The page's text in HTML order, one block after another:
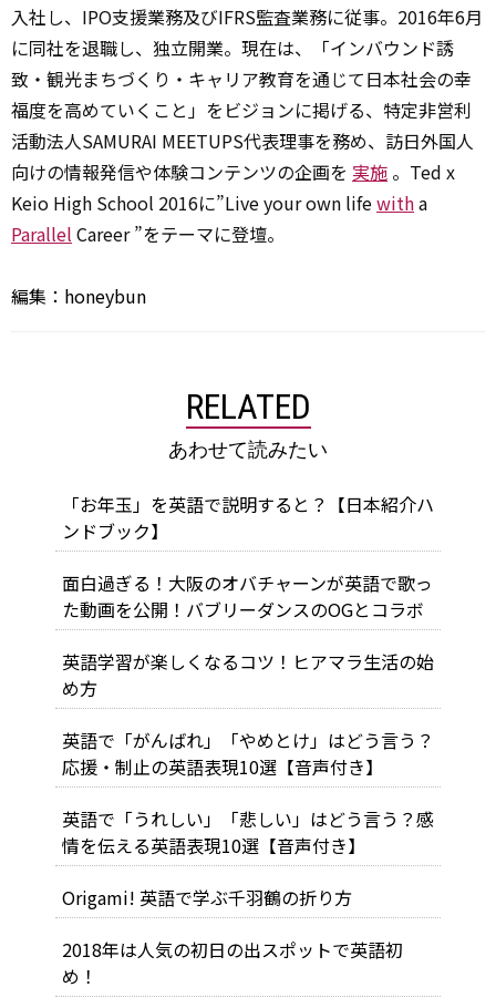
入社し、IPO支援業務及びIFRS監査業務に従事。2016年6月
に同社を退職し、独立開業。現在は、「インバウンド誘
致・観光まちづくり・キャリア教育を通じて日本社会の幸
福度を高めていくこと」をビジョンに掲げる、特定非営利
活動法人SAMURAI MEETUPS代表理事を務め、訪日外国人
向けの情報発信や体験コンテンツの企画を 実施 。Ted x
Keio High School 2016に”Live your own lifewitha
Parallel Career ”をテーマに登壇。
編集：honeybun
RELATED
あわせて読みたい
「お年玉」を英語で説明すると？【日本紹介ハ
ンドブック】
面白過ぎる！大阪のオバチャーンが英語で歌っ
た動画を公開！バブリーダンスのOGとコラボ
英語学習が楽しくなるコツ！ヒアマラ生活の始
め方
英語で「がんばれ」「やめとけ」はどう言う？
応援・制止の英語表現10選【音声付き】
英語で「うれしい」「悲しい」はどう言う？感
情を伝える英語表現10選【音声付き】
Origami! 英語で学ぶ千羽鶴の折り方
2018年は人気の初日の出スポットで英語初
め！